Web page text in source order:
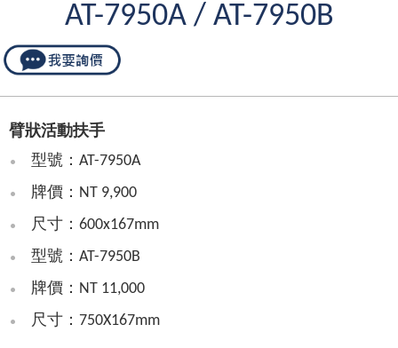
AT-7950A / AT-7950B
臂狀活動扶手
型號：AT-7950A
牌價：NT 9,900
尺寸：600x167mm
型號：AT-7950B
牌價：NT 11,000
尺寸：750X167mm